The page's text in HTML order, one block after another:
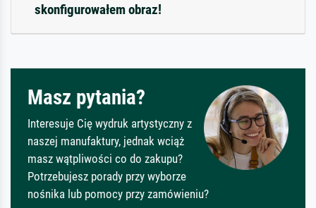
skonfigurowałem obraz!
Masz pytania?
Interesuje Cię wydruk artystyczny z
naszej manufaktury, jednak wciąż
masz wątpliwości co do zakupu?
Potrzebujesz porady przy wyborze
nośnika lub pomocy przy zamówieniu?